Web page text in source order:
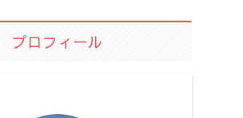
プロフィール